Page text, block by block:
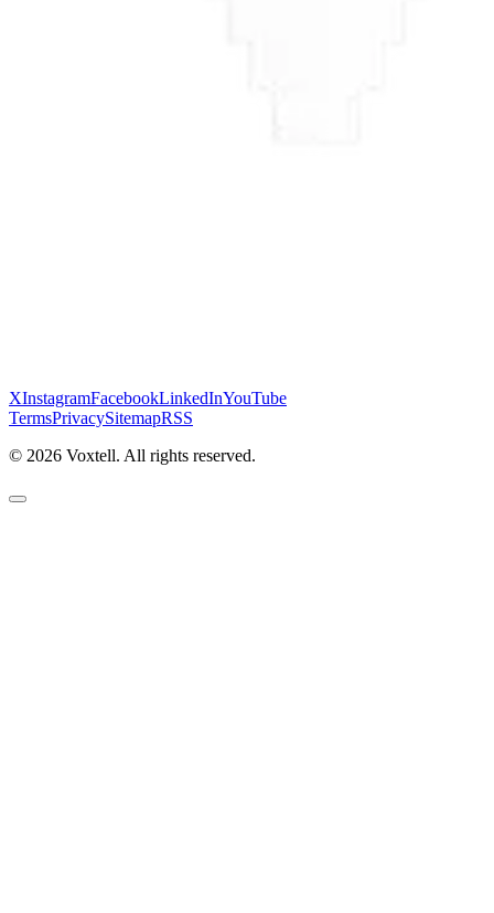
XInstagramFacebookLinkedInYouTube
TermsPrivacySitemapRSS
© 2026 Voxtell. All rights reserved.